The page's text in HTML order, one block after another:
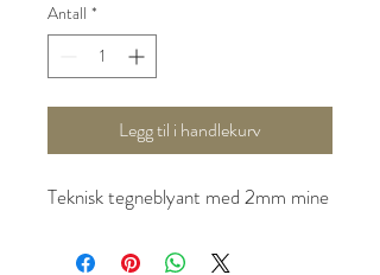
Antall *
Legg til i handlekurv
Teknisk tegneblyant med 2mm mine